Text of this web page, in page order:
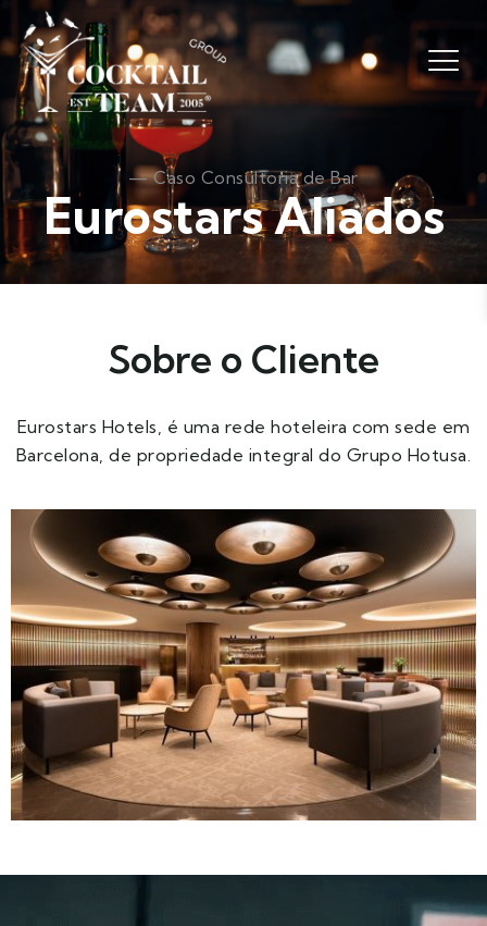
— Caso Consultoria de Bar
Eurostars Aliados
Sobre o Cliente
Eurostars Hotels, é uma rede hoteleira com sede em
Barcelona, de propriedade integral do Grupo Hotusa.